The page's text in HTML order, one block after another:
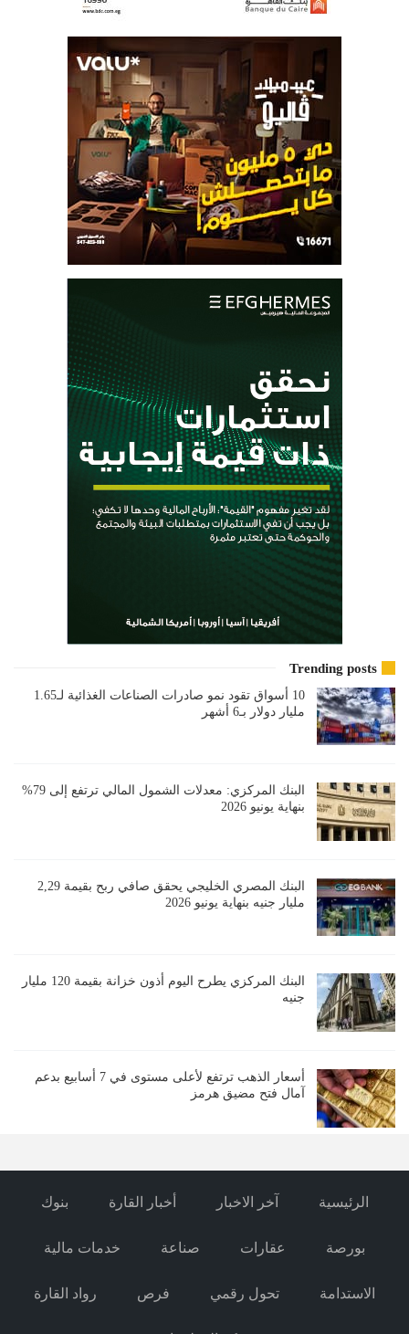
Trending posts
10 أسواق تقود نمو صادرات الصناعات الغذائية لـ1.65
مليار دولار بـ6 أشهر
البنك المركزي: معدلات الشمول المالي ترتفع إلى 79%
بنهاية يونيو 2026
البنك المصري الخليجي يحقق صافي ربح بقيمة 2,29
مليار جنيه بنهاية يونيو 2026
البنك المركزي يطرح اليوم أذون خزانة بقيمة 120 مليار
جنيه
أسعار الذهب ترتفع لأعلى مستوى في 7 أسابيع بدعم
آمال فتح مضيق هرمز
الرئيسية آخر الاخبار أخبار القارة بنوك
بورصة عقارات صناعة خدمات مالية
الاستدامة تحول رقمي فرص رواد القارة